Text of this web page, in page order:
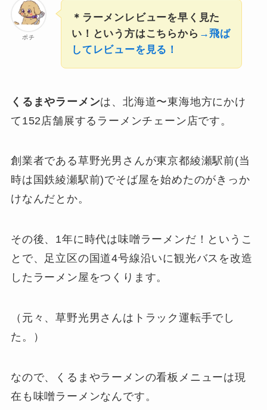
ポチ
＊ラーメンレビューを早く見た
い！という方はこちらから →飛ば
してレビューを見る！
くるまやラーメンは、北海道〜東海地方にかけ
て152店舗展するラーメンチェーン店です。
創業者である草野光男さんが東京都綾瀬駅前(当
時は国鉄綾瀬駅前)でそば屋を始めたのがきっか
けなんだとか。
その後、1年に時代は味噌ラーメンだ！というこ
とで、足立区の国道4号線沿いに観光バスを改造
したラーメン屋をつくります。
（元々、草野光男さんはトラック運転手でし
た。）
なので、くるまやラーメンの看板メニューは現
在も味噌ラーメンなんです。